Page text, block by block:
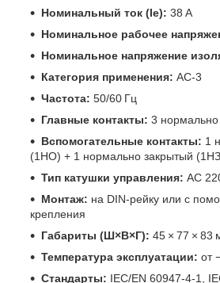
Номинальный ток (Ie): 38 А
Номинальное рабочее
Номинальное напряжение
Категория применения: AC-3
Частота: 50/60 Гц
Главные контакты: 3
Вспомогательные контакты: 1
(1НО) + 1 нормально закрытый
Тип катушки управления: AC
Монтаж: на DIN-рейку или с
крепления
Габариты (Ш×В×Г): 45 × 77 × 83
Температура эксплуатации: от
Стандарты: IEC/EN 60947-4-1,